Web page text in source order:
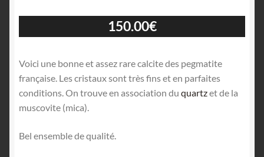
150.00€
Voici une bonne et assez rare calcite des pegmatite
française. Les cristaux sont très fins et en parfaites
conditions. On trouve en association du quartzet de la
muscovite (mica).
Bel ensemble de qualité.